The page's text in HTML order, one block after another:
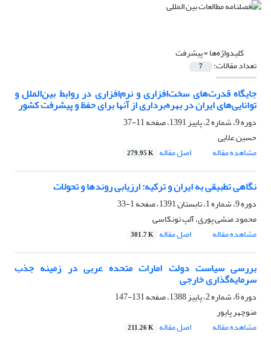
کلیدواژه‌ها =پیشرفت
تعداد مقالات: 7
جایگاه قدرت‌های سخت‌افزاری و نرم‌افزاری در روابط بین‌الملل و
توانایی‌های ایران در بهره‌برداری از آنها برای حفظ و پیشرفت کشور
دوره 9، شماره 2، پاییز 1391، صفحه
11-37
حسین علایی
مشاهده مقاله
اصل مقاله 279.95 K
نگاهی تطبیقی به ایران و ترکیه: ارزیابی روندها و تحولات
دوره 9، شماره 1، تابستان 1391، صفحه
1-33
محمود منشی پوری، آلپ تونکاسی
مشاهده مقاله
اصل مقاله 301.7 K
بررسی سیاست دولت امارات متحده عربی در زمینه جذب
سرمایه‌گذاری خارجی
دوره 6، شماره 2، پاییز 1388، صفحه
131-147
منوچهر پایور
مشاهده مقاله
اصل مقاله 211.26 K